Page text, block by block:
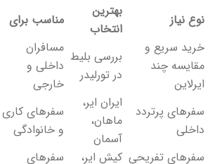
نوع نیاز
بهترین
انتخاب
مناسب برای
خرید سریع و
مقایسه چند
ایرلاین
بررسی بلیط
در تورلیدر
مسافران
داخلی و
خارجی
سفرهای پرتردد
داخلی
ایران ایر،
ماهان،
آسمان
سفرهای کاری
و خانوادگی
سفرهای تفریحی کیش ایر،
سفرهای